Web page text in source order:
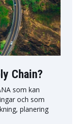
Chain?
som kan
och som
planering